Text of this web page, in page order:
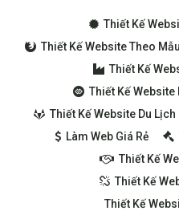
Thiết Kế
Thiết Kế Website Theo Mẫu
Thiết Kế
Thiết Kế Website
Thiết Kế Website Du Lịch
Làm Web Giá Rẻ
Thiết Kế
Thiết Kế
Thiết Kế